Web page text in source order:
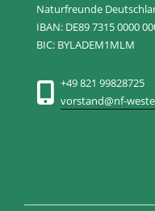
Naturfreunde
IBAN: DE89 7315 0000
BIC: BYLADEM1MLM
+49 821 99828725
vorstand@nf-